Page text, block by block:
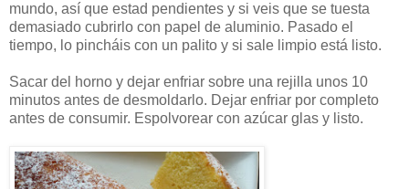
mundo, así que estad pendientes y si veis que se tuesta
demasiado cubrirlo con papel de aluminio. Pasado el
tiempo, lo pincháis con un palito y si sale limpio está listo.
Sacar del horno y dejar enfriar sobre una rejilla unos 10
minutos antes de desmoldarlo. Dejar enfriar por completo
antes de consumir. Espolvorear con azúcar glas y listo.